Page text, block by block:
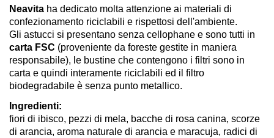
Neavita ha dedicato molta attenzione ai materiali di
confezionamento riciclabili e rispettosi dell'ambiente.
Gli astucci si presentano senza cellophane e sono tutti in
carta FSC (proveniente da foreste gestite in maniera
responsabile), le bustine che contengono i filtri sono in
carta e quindi interamente riciclabili ed il filtro
biodegradabile è senza punto metallico.
Ingredienti:
fiori di ibisco, pezzi di mela, bacche di rosa canina, scorze
di arancia, aroma naturale di arancia e maracuja, radici di